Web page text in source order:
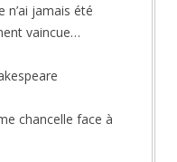
n’ai jamais été
vaincue…
chancelle face à